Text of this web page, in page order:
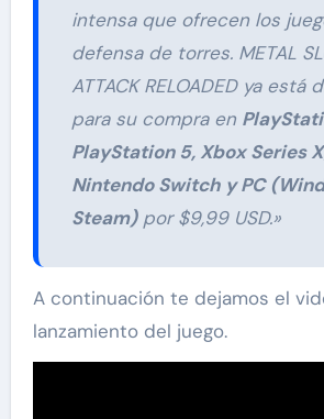
intensa que ofrecen los
defensa de torres. METAL
ATTACK RELOADED ya está
para su compra en
PlayStation 5, Xbox Series
Nintendo Switch y PC
Steam)por $9,99 USD.»
A continuación te dejamos el
lanzamiento del juego.